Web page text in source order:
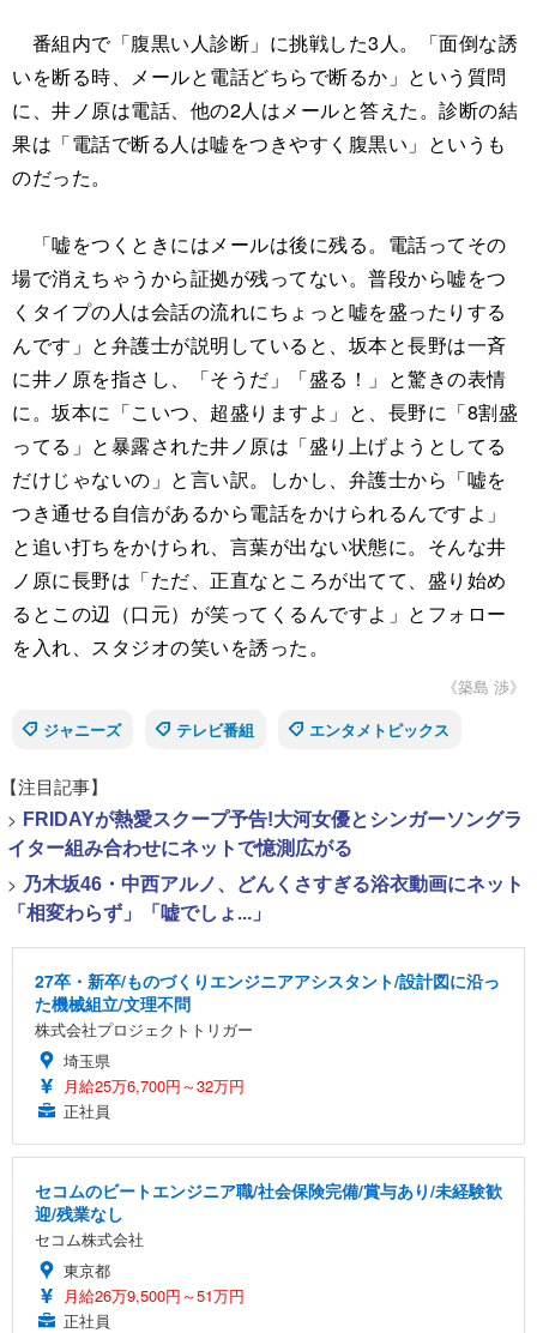
番組内で「腹黒い人診断」に挑戦した3人。「面倒な誘
いを断る時、メールと電話どちらで断るか」という質問
に、井ノ原は電話、他の2人はメールと答えた。診断の結
果は「電話で断る人は嘘をつきやすく腹黒い」というも
のだった。
「嘘をつくときにはメールは後に残る。電話ってその
場で消えちゃうから証拠が残ってない。普段から嘘をつ
くタイプの人は会話の流れにちょっと嘘を盛ったりする
んです」と弁護士が説明していると、坂本と長野は一斉
に井ノ原を指さし、「そうだ」「盛る！」と驚きの表情
に。坂本に「こいつ、超盛りますよ」と、長野に「8割盛
ってる」と暴露された井ノ原は「盛り上げようとしてる
だけじゃないの」と言い訳。しかし、弁護士から「嘘を
つき通せる自信があるから電話をかけられるんですよ」
と追い打ちをかけられ、言葉が出ない状態に。そんな井
ノ原に長野は「ただ、正直なところが出てて、盛り始め
るとこの辺（口元）が笑ってくるんですよ」とフォロー
を入れ、スタジオの笑いを誘った。
《築島 渉》
ジャニーズ
テレビ番組 エンタメトピックス
【注目記事】
> FRIDAYが熱愛スクープ予告!大河女優とシンガーソングラ
イター組み合わせにネットで憶測広がる
> 乃木坂46・中西アルノ、どんくさすぎる浴衣動画にネット
「相変わらず」「嘘でしょ...」
27卒・新卒/ものづくりエンジニアアシスタント/設計図に沿っ
た機械組立/文理不問
株式会社プロジェクトトリガー
埼玉県
月給25万6,700円～32万円
正社員
セコムのビートエンジニア職/社会保険完備/賞与あり/未経験歓
迎/残業なし
セコム株式会社
東京都
月給26万9,500円～51万円
正社員